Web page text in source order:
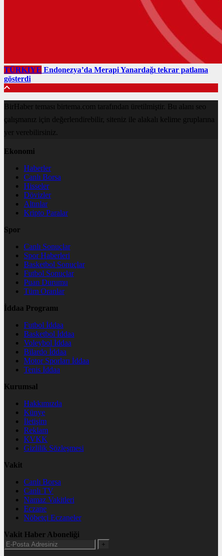
TÜRKIYE Endonezya’da Merapi Yanardağı tekrar patlama
gösterdi
BirHaber teması birtema.com tarafından üretilmiştir. Bu alanı seo
çalışmanız için değerlendirebilir, siteniz ile alakalı kelime gruplarına
yer verebilirsiniz.
Ekonomi
Haberler
Canlı Borsa
Hisseler
Dövizler
Altınlar
Kripto Paralar
Spor
Canlı Sonuçlar
Spor Haberleri
Basketbol Sonuçlar
Futbol Sonuçlar
Puan Durumu
Tüm Oranlar
İddaa Programı
Futbol İddaa
Basketbol İddaa
Voleybol İddaa
Bilardo İddaa
Motor Sporları İddaa
Tenis İddaa
Kurumsal
Hakkımızda
Künye
İletişim
Reklam
KVKK
Gizlilik Sözleşmesi
Vakit
Canlı Borsa
Canlı TV
Namaz Vakitleri
Eczane
Nöbetçi Eczaneler
Vakit Haber Aboneliği
+